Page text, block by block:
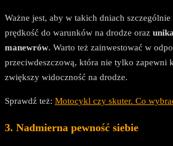
Ważne jest, aby w takich dniach szczególnie
prędkość do warunków na drodze oraz
manewrów. Warto też zainwestować w
przeciwdeszczową, która nie tylko zapewni
zwiększy widoczność na drodze.
Sprawdź też: Motocykl czy skuter. Co
3. Nadmierna pewność siebie